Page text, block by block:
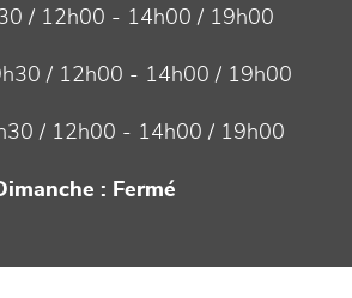
/ 12h00 - 14h00 / 19h00
/ 12h00 - 14h00 / 19h00
/ 12h00 - 14h00 / 19h00
: Fermé